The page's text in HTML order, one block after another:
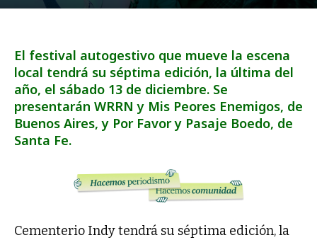
El festival autogestivo que mueve la escena
local tendrá su séptima edición, la última del
año, el sábado 13 de diciembre. Se
presentarán WRRN y Mis Peores Enemigos, de
Buenos Aires, y Por Favor y Pasaje Boedo, de
Santa Fe.
Cementerio Indy tendrá su séptima edición, la